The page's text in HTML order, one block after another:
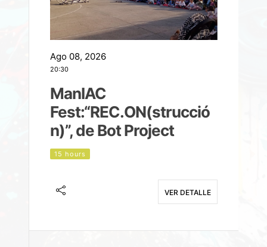
Ago 08, 2026
20:30
ManIAC
Fest:“REC.ON(strucció
n)”, de Bot Project
15 hours
VER DETALLE